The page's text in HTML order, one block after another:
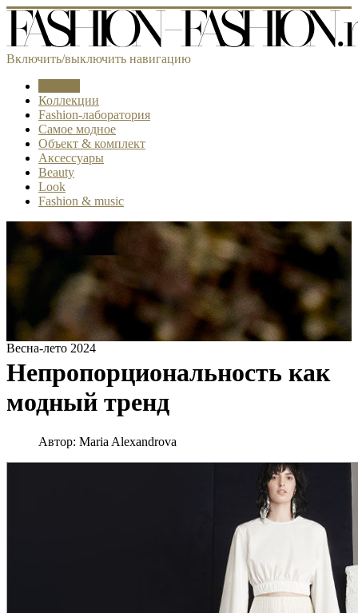
Включить/выключить навигацию
Коллекции
Fashion-лаборатория
Самое модное
Объект & комплект
Аксессуары
Beauty
Look
Fashion & music
Весна-лето 2024
Непропорциональность как
модный тренд
Автор: Maria Alexandrova